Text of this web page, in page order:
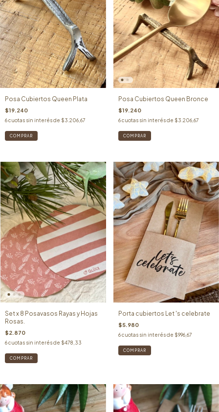
Posa Cubiertos Queen Plata
$19.240
6cuotas sin interés de $3.206,67
Posa Cubiertos Queen Bronce
$19.240
6 cuotas sin interés de $3.206,67
Set x 8 Posavasos Rayas y Hojas
Rosas.
$2.870
6cuotas sin interés de $478,33
Porta cubiertos Let 's celebrate
$5.980
6 cuotas sin interés de $996,67